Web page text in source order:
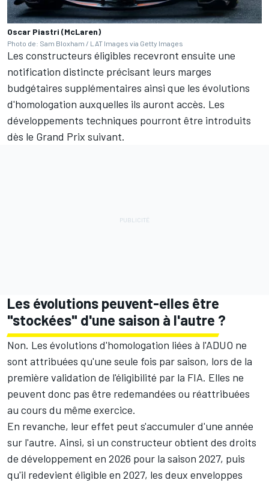
Oscar Piastri (McLaren)
Photo de: Sam Bloxham / LAT Images via Getty Images
Les constructeurs éligibles recevront ensuite une
notification distincte précisant leurs marges
budgétaires supplémentaires ainsi que les évolutions
d'homologation auxquelles ils auront accès. Les
développements techniques pourront être introduits
dès le Grand Prix suivant.
Les évolutions peuvent-elles être
"stockées" d'une saison à l'autre ?
Non. Les évolutions d'homologation liées à l'ADUO ne
sont attribuées qu'une seule fois par saison, lors de la
première validation de l'éligibilité par la FIA. Elles ne
peuvent donc pas être redemandées ou réattribuées
au cours du même exercice.
En revanche, leur effet peut s'accumuler d'une année
sur l'autre. Ainsi, si un constructeur obtient des droits
de développement en 2026 pour la saison 2027, puis
qu'il redevient éligible en 2027, les deux enveloppes